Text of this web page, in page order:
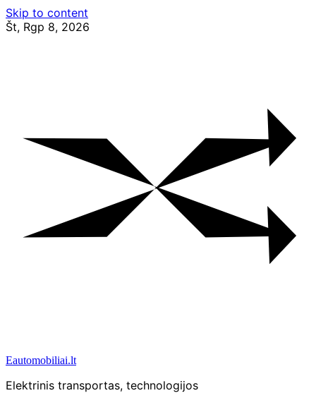
Skip to content
Št, Rgp 8, 2026
Eautomobiliai.lt
Elektrinis transportas, technologijos